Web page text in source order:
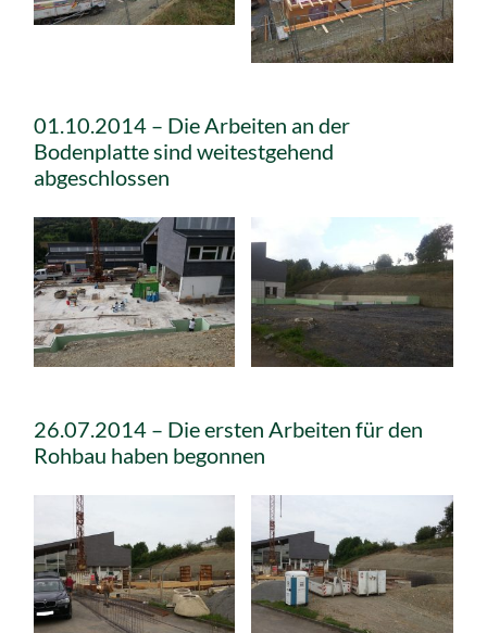
01.10.2014 – Die Arbeiten an der
Bodenplatte sind weitestgehend
abgeschlossen
26.07.2014 – Die ersten Arbeiten für den
Rohbau haben begonnen